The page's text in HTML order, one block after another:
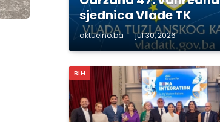
sjednica Vlade TK
aktuelno.ba jul 30, 2026
BIH